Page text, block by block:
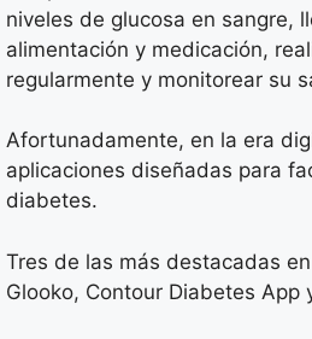
niveles de glucosa en sangre,
alimentación y medicación,
regularmente y monitorear su
Afortunadamente, en la era
aplicaciones diseñadas para
diabetes.
Tres de las más destacadas
Glooko, Contour Diabetes App